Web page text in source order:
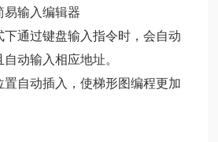
易输入编辑器
下通过键盘输入指令时，会自动
动输入相应地址。
自动插入，使梯形图编程更加